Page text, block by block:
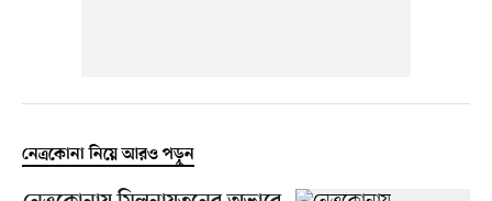
নেত্রকোনা নিয়ে আরও পড়ুন